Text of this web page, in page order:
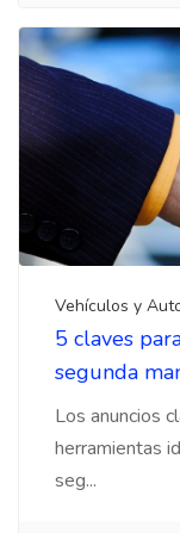
Vehículos y
5 claves
segunda
Los anuncios
herramientas
seg...